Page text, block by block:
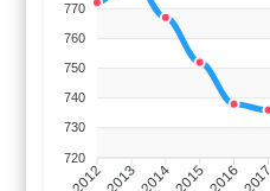
770
760
750
740
730
720
201220132014201520162017